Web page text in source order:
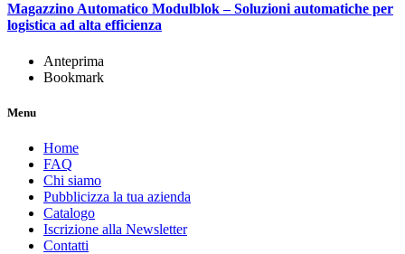
Magazzino Automatico Modulblok – Soluzioni automatiche per
logistica ad alta efficienza
Anteprima
Bookmark
Menu
Home
FAQ
Chi siamo
Pubblicizza la tua azienda
Catalogo
Iscrizione alla Newsletter
Contatti